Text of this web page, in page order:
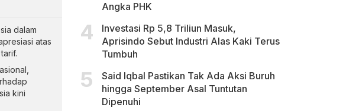
dalam
atas
kini
Angka PHK
Investasi Rp 5,8 Triliun Masuk,
Aprisindo Sebut Industri Alas Kaki Terus
Tumbuh
Said Iqbal Pastikan Tak Ada Aksi Buruh
hingga September Asal Tuntutan
Dipenuhi